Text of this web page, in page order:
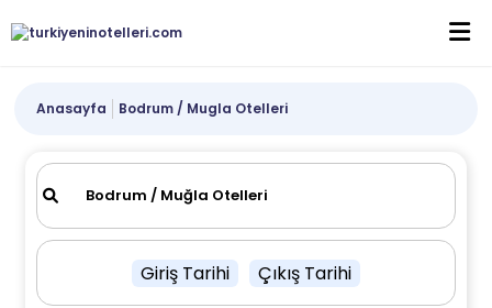
Anasayfa Bodrum / Mugla Otelleri
Giriş Tarihi Çıkış Tarihi